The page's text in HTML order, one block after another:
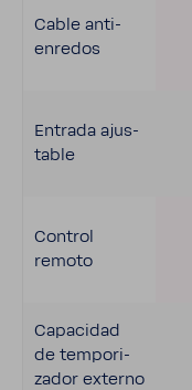
Cable anti-​
enredos
Entrada ajus­
table
Control
remoto
Capa­cidad
de tempo­ri­
zador externo